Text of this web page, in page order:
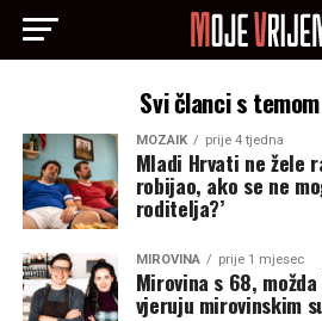
Svi članci s
MOZAIK prije 4 tjedna
Mladi Hrvati ne žele
robijao, ako se ne
roditelja?’
MIROVINA prije 1 mjesec
Mirovina s 68,
vjeruju mirovinskim